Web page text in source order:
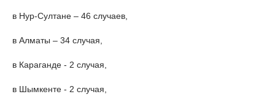
в Нур-Султане – 46 случаев,
в Алматы – 34 случая,
в Караганде - 2 случая,
в Шымкенте - 2 случая,